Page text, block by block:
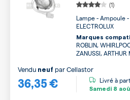
(1)
Lampe - Ampoule
ELECTROLUX
Marques
ROBLIN,
ZANUSSI, ARTHUR
36,35 €
Vendu neuf parCellastor
Livré à
Samedi 8